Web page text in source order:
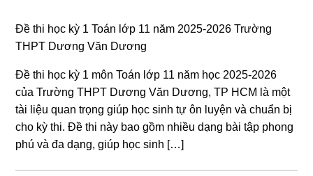
Đề thi học kỳ 1 Toán lớp 11 năm 2025-2026 Trường
THPT Dương Văn Dương
Đề thi học kỳ 1 môn Toán lớp 11 năm học 2025-2026
của Trường THPT Dương Văn Dương, TP HCM là một
tài liệu quan trọng giúp học sinh tự ôn luyện và chuẩn bị
cho kỳ thi. Đề thi này bao gồm nhiều dạng bài tập phong
phú và đa dạng, giúp học sinh […]